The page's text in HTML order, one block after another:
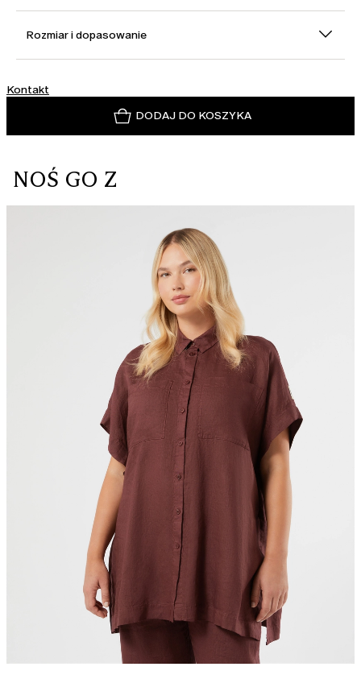
Rozmiar i dopasowanie
Kontakt
DODAJ DO KOSZYKA
NOŚ GO Z